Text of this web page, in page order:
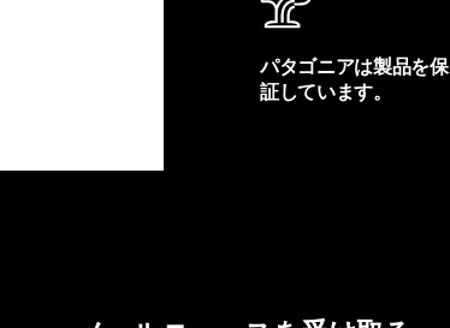
パタゴニアは製品を保
証しています。